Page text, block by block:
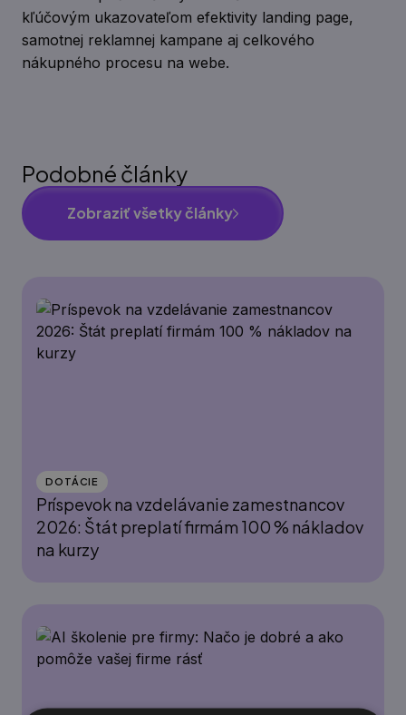
kľúčovým ukazovateľom efektivity landing page,
samotnej reklamnej kampane aj celkového
nákupného procesu na webe.
Podobné články
Zobraziť všetky články
DOTÁCIE
Príspevok na vzdelávanie zamestnancov
2026: Štát preplatí firmám 100 % nákladov
na kurzy